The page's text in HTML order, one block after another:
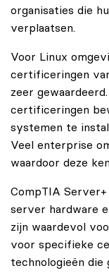
organisaties die
verplaatsen.
Voor Linux
certificeringen
zeer
certificeringen
systemen te
Veel enterprise
waardoor deze
CompTIA
server hardware
zijn waardevol
voor specifieke
technologieën die